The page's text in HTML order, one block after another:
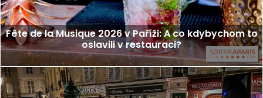
Fête de la Musique 2026 v Paříži: A co kdybychom to
oslavili v restauraci?